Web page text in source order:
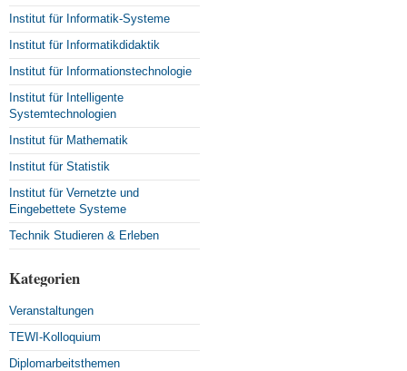
Institut für Informatik-Systeme
Institut für Informatikdidaktik
Institut für Informationstechnologie
Institut für Intelligente
Systemtechnologien
Institut für Mathematik
Institut für Statistik
Institut für Vernetzte und
Eingebettete Systeme
Technik Studieren & Erleben
Kategorien
Veranstaltungen
TEWI-Kolloquium
Diplomarbeitsthemen